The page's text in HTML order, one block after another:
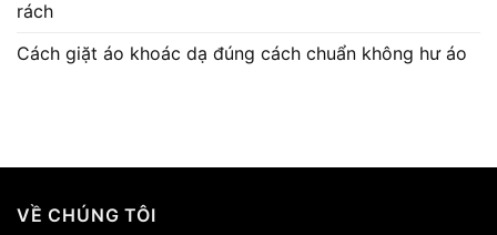
rách
Cách giặt áo khoác dạ đúng cách chuẩn không hư áo
VỀ CHÚNG TÔI